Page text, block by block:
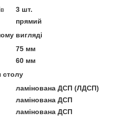
3 шт.
прямий
вигляді
75 мм
60 мм
столу
ламінована ДСП (ЛДСП)
ламінована ДСП
ламінована ДСП